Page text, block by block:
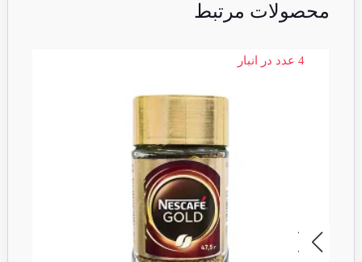
محصولات مرتبط
4 عدد در انبار